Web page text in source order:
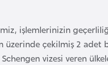
işlemlerinizin
üzerinde çekilmiş 2
vizesi veren